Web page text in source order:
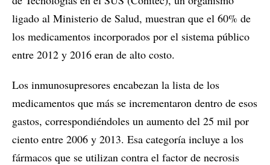
ligado al Ministerio de Salud, muestran que el 60% de
los medicamentos incorporados por el sistema público
entre 2012 y 2016 eran de alto costo.
Los inmunosupresores encabezan la lista de los
medicamentos que más se incrementaron dentro de esos
gastos, correspondiéndoles un aumento del 25 mil por
ciento entre 2006 y 2013. Esa categoría incluye a los
fármacos que se utilizan contra el factor de necrosis